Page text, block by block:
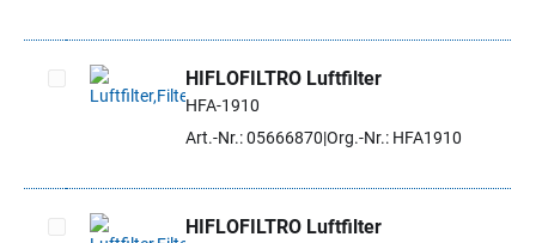
Artikel auswählen
HIFLOFILTRO Luftfilter
HFA-1910
Art.-Nr.: 05666870 Org.-Nr.: HFA1910
HIFLOFILTRO Luftfilter